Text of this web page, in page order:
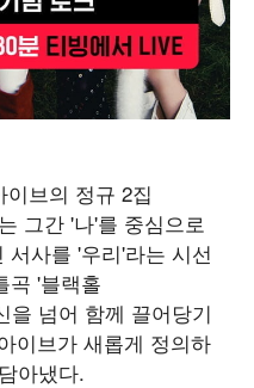
브의 정규 2집
그간 '나'를 중심으로
사를 '우리'라는 시선
곡 '블랙홀
을 넘어 함께 끌어당기
이브가 새롭게 정의하
아냈다.